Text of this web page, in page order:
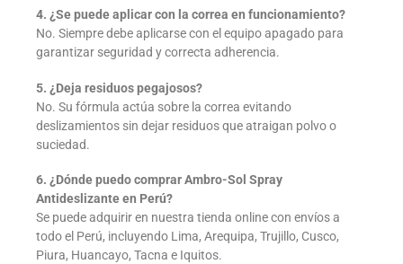
4. ¿Se puede aplicar con la correa en funcionamiento?
No. Siempre debe aplicarse con el equipo apagado para
garantizar seguridad y correcta adherencia.
5. ¿Deja residuos pegajosos?
No. Su fórmula actúa sobre la correa evitando
deslizamientos sin dejar residuos que atraigan polvo o
suciedad.
6. ¿Dónde puedo comprar Ambro-Sol Spray
Antideslizante en Perú?
Se puede adquirir en nuestra tienda online con envíos a
todo el Perú, incluyendo Lima, Arequipa, Trujillo, Cusco,
Piura, Huancayo, Tacna e Iquitos.